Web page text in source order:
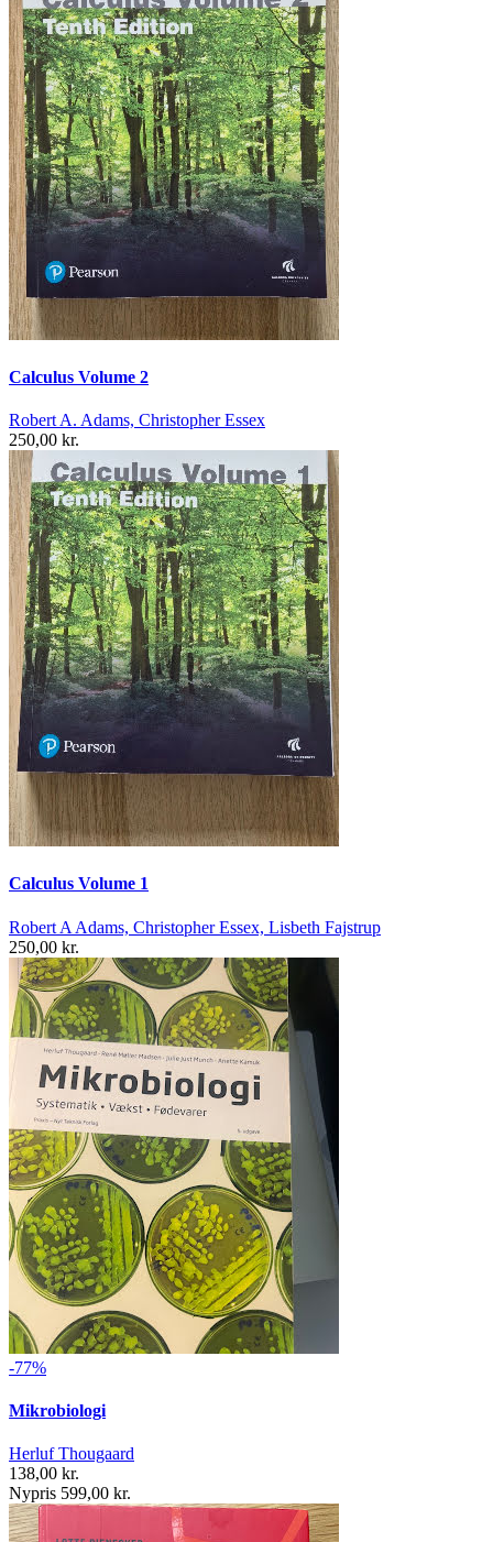
Calculus Volume 2
Robert A. Adams, Christopher Essex
250,00 kr.
Calculus Volume 1
Robert A Adams, Christopher Essex, Lisbeth Fajstrup
250,00 kr.
-77%
Mikrobiologi
Herluf Thougaard
138,00 kr.
Nypris 599,00 kr.